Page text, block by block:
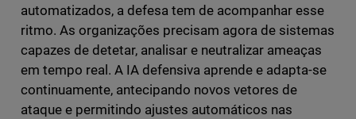
automatizados, a defesa tem de acompanhar esse
ritmo. As organizações precisam agora de sistemas
capazes de detetar, analisar e neutralizar ameaças
em tempo real. A IA defensiva aprende e adapta-se
continuamente, antecipando novos vetores de
ataque e permitindo ajustes automáticos nas